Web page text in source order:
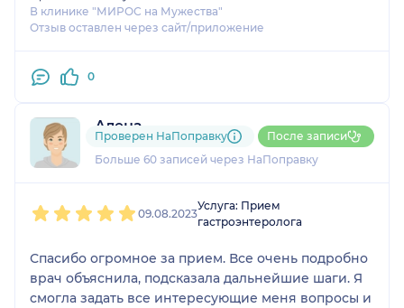
В клинике "МИРОС на Мужества"
Отзыв оставлен через сайт/приложение
0
Алена
6 отзывов и7 оценок
Больше 60 записей через НаПоправку
Проверен НаПоправку После записи
09.08.2023
Услуга: Прием
гастроэнтеролога
Спасибо огромное за прием. Все очень подробно
врач объяснила, подсказала дальнейшие шаги. Я
смогла задать все интересующие меня вопросы и